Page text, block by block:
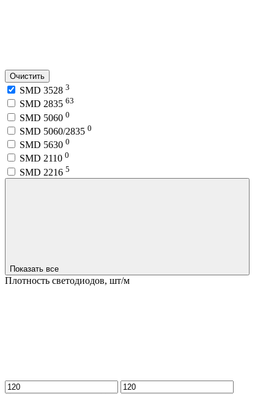
Очистить
SMD 3528 3
SMD 2835 63
SMD 5060 0
SMD 5060/2835 0
SMD 5630 0
SMD 2110 0
SMD 2216 5
Показать все
Плотность светодиодов, шт/м